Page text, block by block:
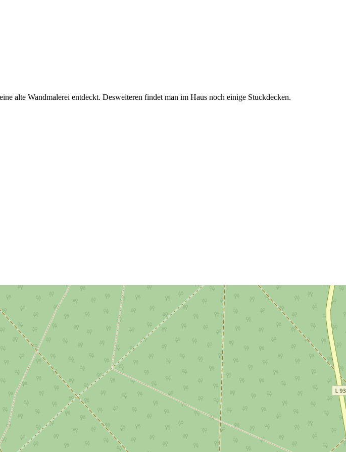
alte Wandmalerei entdeckt. Desweiteren findet man im Haus noch einige Stuckdecken.